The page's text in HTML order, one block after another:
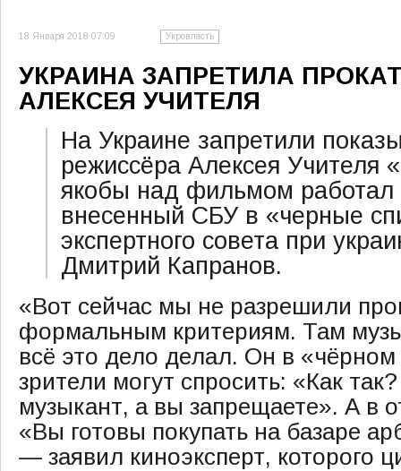
18 Января 2018 07:09 Укровласть
УКРАИНА ЗАПРЕТИЛА
АЛЕКСЕЯ УЧИТЕЛЯ
На Украине запретили
режиссёра Алексея Учителя
якобы над фильмом работал
внесенный СБУ в «черные
экспертного совета при
Дмитрий Капранов.
«Вот сейчас мы не разрешили
формальным критериям. Там
всё это дело делал. Он в
зрители могут спросить: «Как
музыкант, а вы запрещаете». А в
«Вы готовы покупать на базаре
— заявил киноэксперт, которого